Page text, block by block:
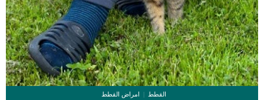
القطط امراض القطط